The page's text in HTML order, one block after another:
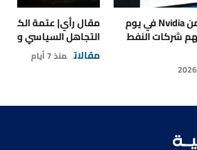
ربع تريليون دولار تتبخر من Nvidia في يوم
شركات النفط
مقال رأي| عتمة
التجاهل السياسي
مقالات منذ 7 أيام